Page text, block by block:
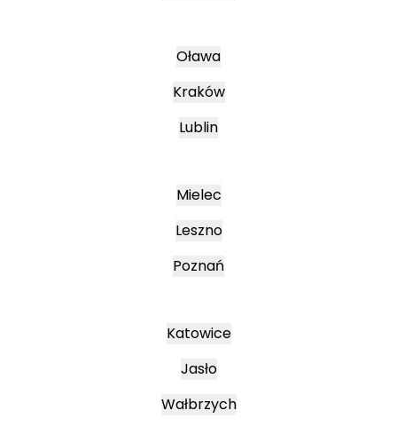
Oława
Kraków
Lublin
Mielec
Leszno
Poznań
Katowice
Jasło
Wałbrzych